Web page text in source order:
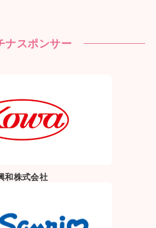
ナスポンサー
和株式会社